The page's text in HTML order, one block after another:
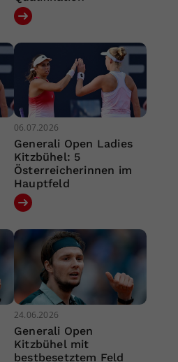
06.07.2026
Generali Open Ladies
Kitzbühel: 5
Österreicherinnen im
Hauptfeld
24.06.2026
Generali Open
Kitzbühel mit
bestbesetztem Feld